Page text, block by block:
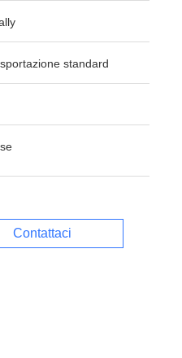
standard
Contattaci